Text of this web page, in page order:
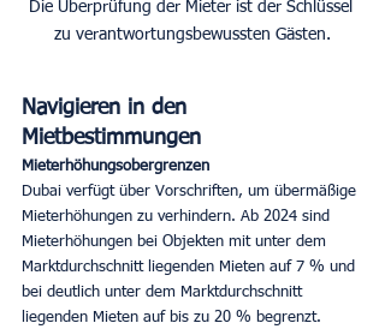
Die Überprüfung der Mieter ist der Schlüssel
zu verantwortungsbewussten Gästen.
Navigieren in den
Mietbestimmungen
Mieterhöhungsobergrenzen
Dubai verfügt über Vorschriften, um übermäßige
Mieterhöhungen zu verhindern. Ab 2024 sind
Mieterhöhungen bei Objekten mit unter dem
Marktdurchschnitt liegenden Mieten auf 7 % und
bei deutlich unter dem Marktdurchschnitt
liegenden Mieten auf bis zu 20 % begrenzt.